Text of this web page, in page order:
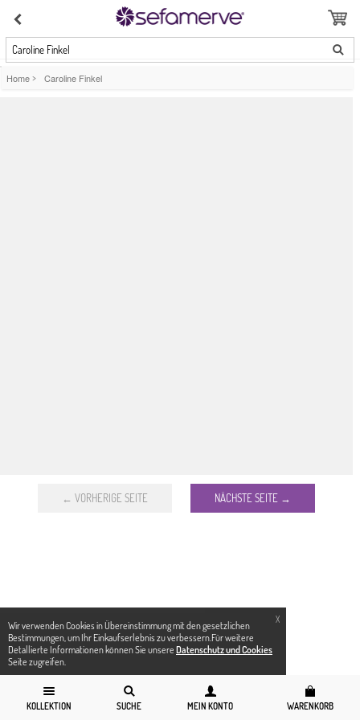
X
Wir verwenden Cookies in Übereinstimmung mit den gesetzlichen
Bestimmungen, um Ihr Einkaufserlebnis zu verbessern.Für weitere
Detallierte Informationen können Sie unsere Datenschutz und Cookies
Seite zugreifen.
Caroline Finkel
KOLLEKTION SUCHE MEIN KONTO WARENKORB
Home > Caroline Finkel
← VORHERIGE SEITE NÄCHSTE SEITE →